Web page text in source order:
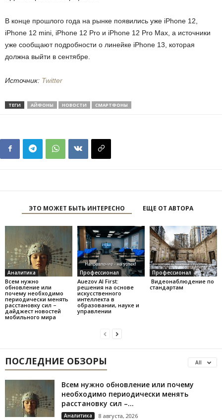
В конце прошлого года на рынке появились уже iPhone 12,
iPhone 12 mini, iPhone 12 Pro и iPhone 12 Pro Max, а источники
уже сообщают подробности о линейке iPhone 13, которая
должна выйти в сентябре.
Источник: Twitter
ТЕГИ АЙФОНЫ НОВОСТИ СМАРТФОНЫ
ЭТО МОЖЕТ БЫТЬ ИНТЕРЕСНО ЕЩЕ ОТ АВТОРА
Аналитика
Всем нужно
обновление или
почему необходимо
периодически менять
расстановку сил –
дайджест новостей
мобильного мира
Профессионал
Auezov AI First:
решения на основе
искусственного
интеллекта в
образовании, науке и
управлении
Профессионал
Видеонаблюдение по
стандартам
ПОСЛЕДНИЕ ОБЗОРЫ All
Всем нужно обновление или почему
необходимо периодически менять
расстановку сил –...
Аналитика 8 августа, 2026